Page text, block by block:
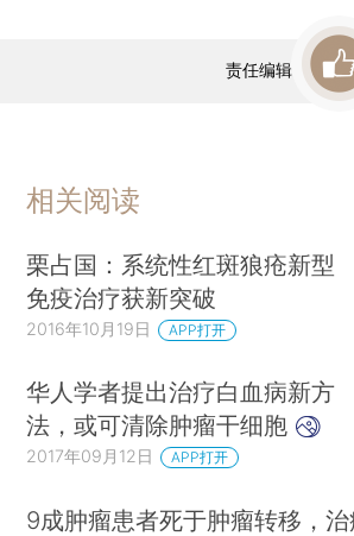
责任编辑：于达
相关阅读
栗占国：系统性红斑狼疮新型
免疫治疗获新突破
2016年10月19日 APP打开
华人学者提出治疗白血病新方
法，或可清除肿瘤干细胞
2017年09月12日 APP打开
9成肿瘤患者死于肿瘤转移，